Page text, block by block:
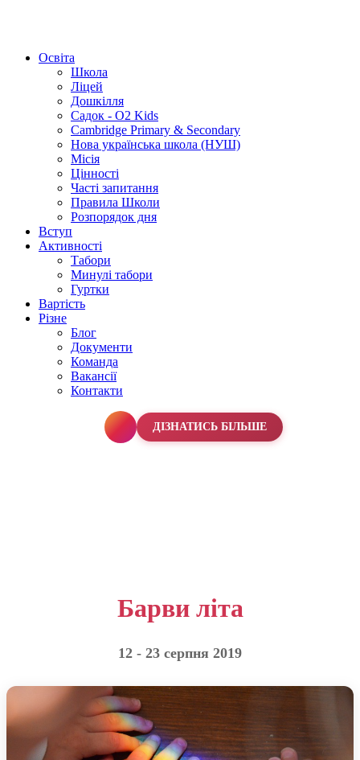
Освіта
Школа
Ліцей
Дошкілля
Садок - O2 Kids
Cambridge Primary & Secondary
Нова українська школа (НУШ)
Місія
Цінності
Часті запитання
Правила Школи
Розпорядок дня
Вступ
Активності
Табори
Минулі табори
Гуртки
Вартість
Різне
Блог
Документи
Команда
Вакансії
Контакти
ДІЗНАТИСЬ БІЛЬШЕ
Барви літа
12 - 23 серпня 2019